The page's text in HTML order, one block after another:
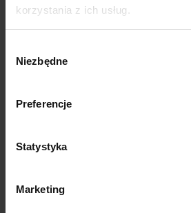
korzystania z ich usług.
Polityki Prywatności Google
zgody
Niezbędne
Preferencje
Statystyka
Marketing